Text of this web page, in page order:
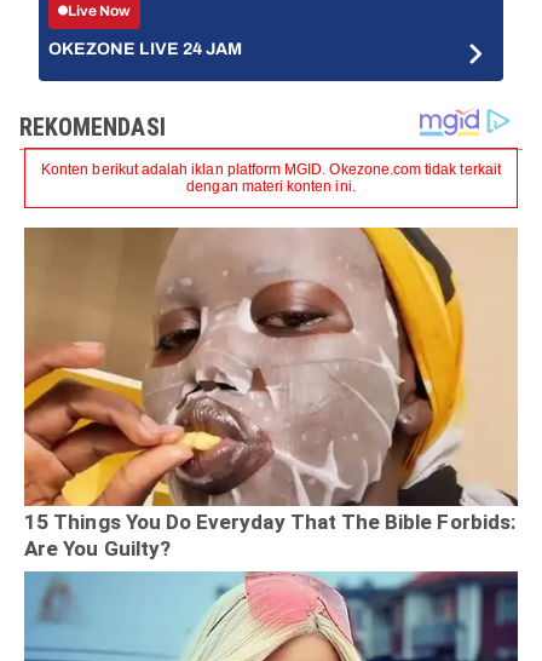
Live Now
OKEZONE LIVE 24 JAM